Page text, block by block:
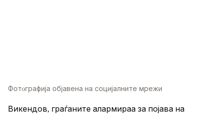
Фотoграфија објавена на социјалните мрежи
Викендов, граѓаните алармираа за појава на